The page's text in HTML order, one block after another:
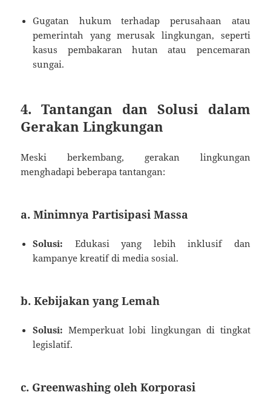
Gugatan hukum terhadap perusahaan atau
pemerintah yang merusak lingkungan, seperti
kasus pembakaran hutan atau pencemaran
sungai.
4. Tantangan dan Solusi dalam
Gerakan Lingkungan
Meski berkembang, gerakan lingkungan
menghadapi beberapa tantangan:
a. Minimnya Partisipasi Massa
Solusi: Edukasi yang lebih inklusif dan
kampanye kreatif di media sosial.
b. Kebijakan yang Lemah
Solusi: Memperkuat lobi lingkungan di tingkat
legislatif.
c. Greenwashing oleh Korporasi